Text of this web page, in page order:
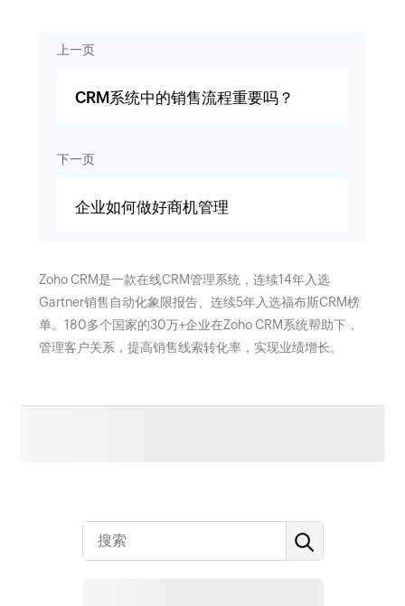
上一页
CRM系统中的销售流程重要吗？
下一页
企业如何做好商机管理
Zoho CRM是一款在线CRM管理系统，连续14年入选
Gartner销售自动化象限报告、连续5年入选福布斯CRM榜
单。180多个国家的30万+企业在Zoho CRM系统帮助下，
管理客户关系，提高销售线索转化率，实现业绩增长。